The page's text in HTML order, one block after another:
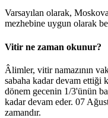
Varsayılan olarak,
mezhebine uygun olarak
Vitir ne zaman okunur?
Âlimler, vitir namazının
sabaha kadar devam ettiği
dönem gecenin 1/3'ünün
kadar devam eder. 07
zamandır.